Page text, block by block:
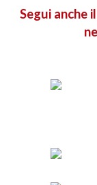
Segui anche